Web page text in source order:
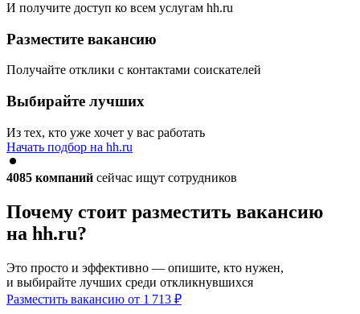
И получите доступ ко всем услугам hh.ru
Разместите вакансию
Получайте отклики с контактами соискателей
Выбирайте лучших
Из тех, кто уже хочет у вас работать
Начать подбор на hh.ru
4085 компаний сейчас ищут сотрудников
Почему стоит разместить вакансию
на hh.ru?
Это просто и эффективно — опишите, кто нужен,
и выбирайте лучших среди откликнувшихся
Разместить вакансию от 1 713 ₽